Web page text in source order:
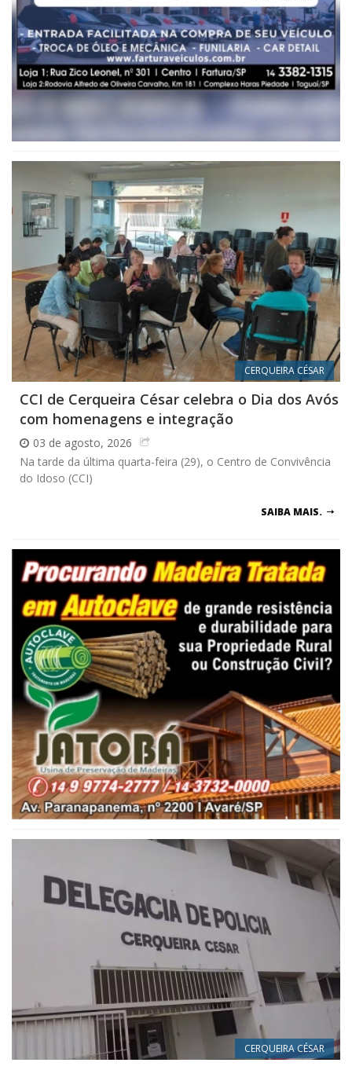
CERQUEIRA CÉSAR
CCI de Cerqueira César celebra o Dia dos Avós
com homenagens e integração
03 de agosto, 2026
Na tarde da última quarta-feira (29), o Centro de Convivência
do Idoso (CCI)
SAIBA MAIS.
CERQUEIRA CÉSAR